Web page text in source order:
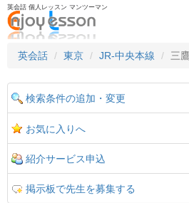
英会話 個人レッスン マンツーマン
英会話
東京 JR-中央本線 三
検索条件の追加・変更
お気に入りへ
紹介サービス申込
掲示板で先生を募集する